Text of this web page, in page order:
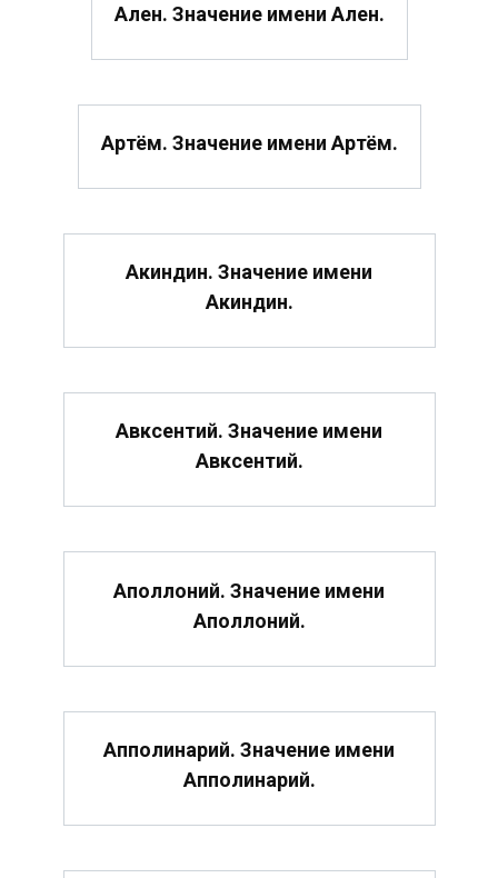
Ален. Значение имени Ален.
Артём. Значение имени Артём.
Акиндин. Значение имени
Акиндин.
Авксентий. Значение имени
Авксентий.
Аполлоний. Значение имени
Аполлоний.
Апполинарий. Значение имени
Апполинарий.